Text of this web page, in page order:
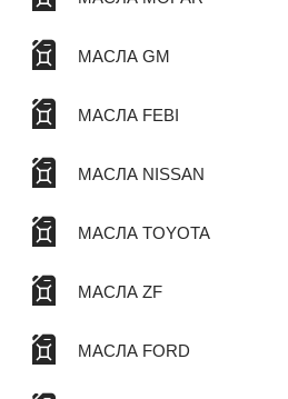
МАСЛА GM
МАСЛА FEBI
МАСЛА NISSAN
МАСЛА TOYOTA
МАСЛА ZF
МАСЛА FORD